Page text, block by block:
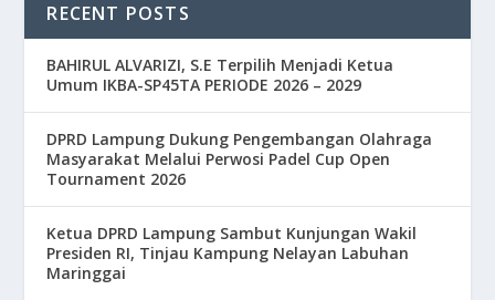
RECENT POSTS
BAHIRUL ALVARIZI, S.E Terpilih Menjadi Ketua
Umum IKBA-SP45TA PERIODE 2026 – 2029
DPRD Lampung Dukung Pengembangan Olahraga
Masyarakat Melalui Perwosi Padel Cup Open
Tournament 2026
Ketua DPRD Lampung Sambut Kunjungan Wakil
Presiden RI, Tinjau Kampung Nelayan Labuhan
Maringgai